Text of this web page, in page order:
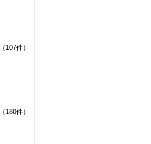
（107件）
（180件）